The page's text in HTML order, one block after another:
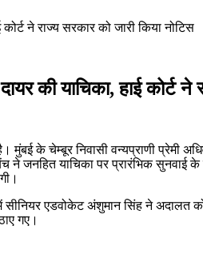
ने राज्य सरकार को जारी किया नोटिस
की याचिका, हाई कोर्ट ने
मुंबई के चेम्बूर निवासी वन्यप्राणी प्रेमी
जनहित याचिका पर प्रारंभिक
सीनियर एडवोकेट अंशुमान सिंह ने
गए।